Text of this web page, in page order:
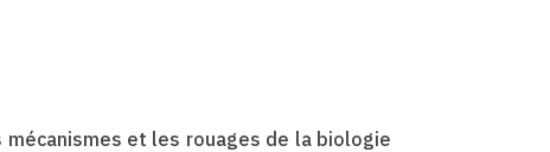
et les rouages de la biologie